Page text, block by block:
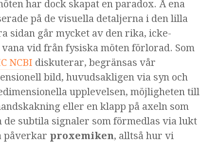
har dock skapat en paradox. Å ena
på de visuella detaljerna i den lilla
sidan går mycket av den rika, icke-
vid från fysiska möten förlorad. Som
NCBI diskuterar, begränsas vår
bild, huvudsakligen via syn och
upplevelsen, möjligheten till
eller en klapp på axeln som
de subtila signaler som förmedlas via lukt
påverkar proxemiken, alltså hur vi